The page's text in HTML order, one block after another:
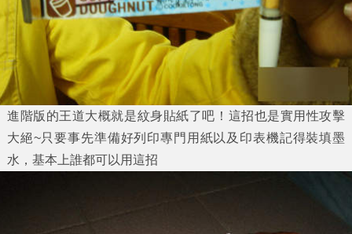
進階版的王道大概就是紋身貼紙了吧！這招也是實用性攻擊
大絕~只要事先準備好列印專門用紙以及印表機記得裝填墨
水，基本上誰都可以用這招